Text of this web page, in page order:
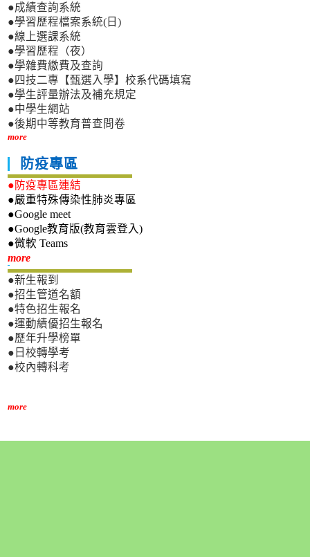
●成績查詢系統
●學習歷程檔案系統(日)
●線上選課系統
●學習歷程（夜）
●學雜費繳費及查詢
●四技二專【甄選入學】校系代碼填寫
●學生評量辦法及補充規定
●中學生網站
●後期中等教育普查問卷
more
防疫專區
●防疫專區連結
●嚴重特殊傳染性肺炎專區
●Google meet
●Google教育版(教育雲登入)
●微軟 Teams
more新生專區
●新生報到
●招生管道名額
●特色招生報名
●運動績優招生報名
●歷年升學榜單
●日校轉學考
●校內轉科考
more